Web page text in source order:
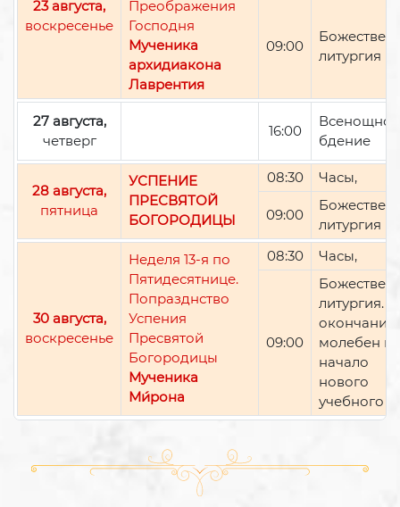
23 августа,
воскресенье
Преображения
Господня
Мученика
архидиакона
Лаврентия
09:00
литургия
27 августа,
четверг
16:00
Всенощное
бдение
28 августа,
пятница
УСПЕНИЕ
ПРЕСВЯТОЙ
БОГОРОДИЦЫ
08:30 Часы,
09:00
литургия
30 августа,
воскресенье
Неделя 13-я по
Пятидесятнице.
Попразднство
Успения
Пресвятой
Богородицы
Мученика
Ми́рона
08:30 Часы,
09:00
литургия.
окончании
молебен
начало
нового
учебного